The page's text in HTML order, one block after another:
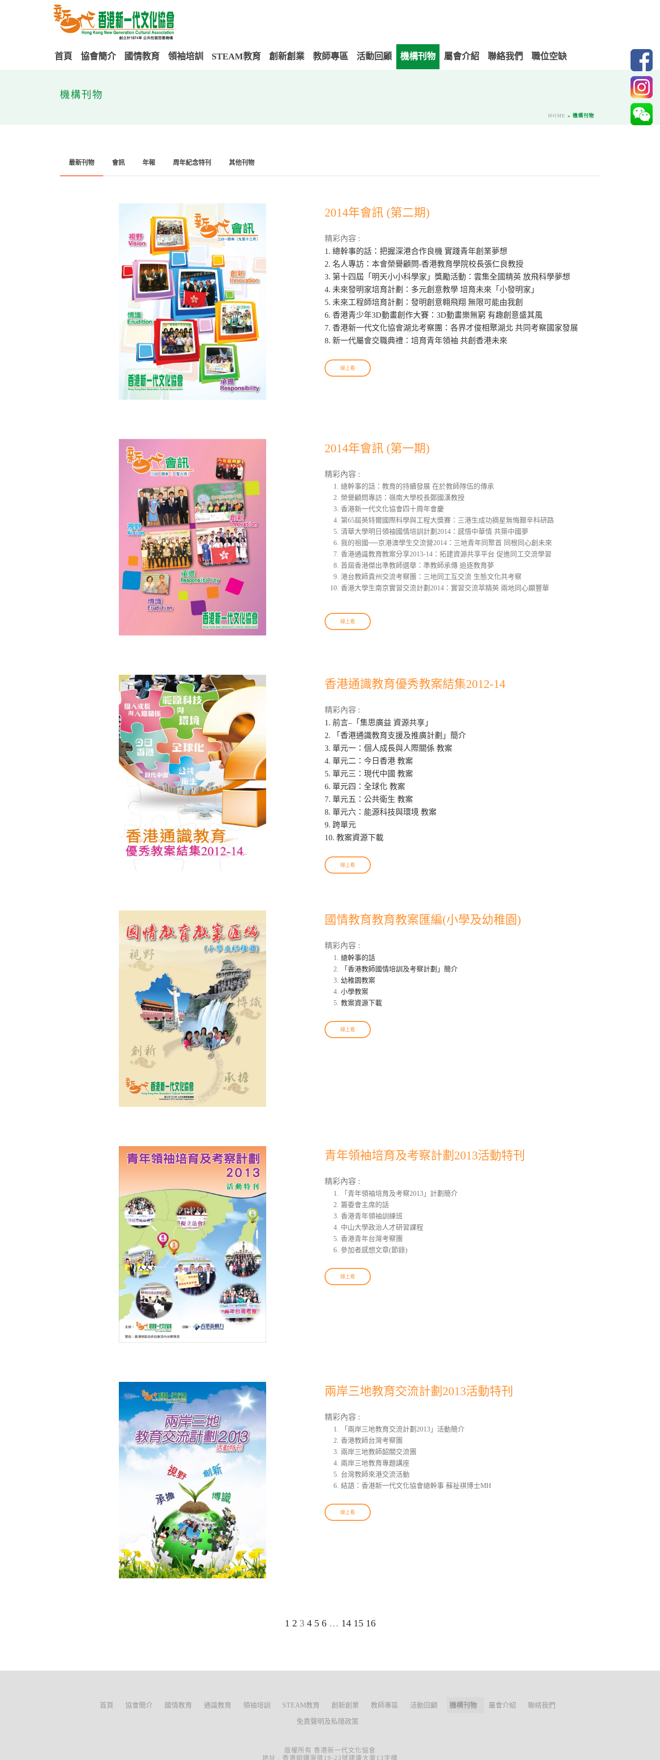
首頁 協會簡介 國情教育 領袖培訓 STEAM教育 創新創業 教師專區 活動回顧 機構刊物 屬會介紹 聯絡我們 職位空缺
機構刊物
HOME » 機構刊物
最新刊物 會訊 年報 周年紀念特刊 其他刊物
2014年會訊 (第二期)
精彩內容 :
1. 總幹事的話：把握深港合作良機 實踐青年創業夢想
2. 名人專訪：本會榮譽顧問-香港教育學院校長張仁良教授
3. 第十四屆「明天小小科學家」獎勵活動：雲集全國精英 放飛科學夢想
4. 未來發明家培育計劃：多元創意教學 培育未來「小發明家」
5. 未來工程師培育計劃：發明創意翱飛翔 無限可能由我創
6. 香港青少年3D動畫創作大賽：3D動畫樂無窮 有趣創意盛其風
7. 香港新一代文化協會湖北考察團：各界才俊相聚湖北 共同考察國家發展
8. 新一代屬會交職典禮：培育青年領袖 共創香港未來
線上看
2014年會訊 (第一期)
精彩內容 :
總幹事的話：教育的持續發展 在於教師隊伍的傳承
榮譽顧問專訪：嶺南大學校長鄭國漢教授
香港新一代文化協會四十周年會慶
第65屆英特爾國際科學與工程大獎賽：三港生成功摘星無悔艱辛科研路
清華大學明日領袖國情培訓計劃2014：感悟中華情 共築中國夢
我的祖國──京港澳學生交流營2014：三地青年同聚首 同根同心創未來
香港通識教育教案分享2013-14：拓建資源共享平台 促進同工交流學習
首屆香港傑出準教師選舉：準教師承傳 追逐教育夢
港台教師貴州交流考察團：三地同工互交流 生態文化共考察
香港大學生南京實習交流計劃2014：實習交流萃精英 兩地同心顯豐華
線上看
香港通識教育優秀教案結集2012-14
精彩內容 :
1. 前言–「集思廣益 資源共享」
2. 「香港通識教育支援及推廣計劃」簡介
3. 單元一：個人成長與人際關係 教案
4. 單元二：今日香港 教案
5. 單元三：現代中國 教案
6. 單元四：全球化 教案
7. 單元五：公共衛生 教案
8. 單元六：能源科技與環境 教案
9. 跨單元
10. 教案資源下載
線上看
國情教育教育教案匯編(小學及幼稚園)
精彩內容 :
總幹事的話
「香港教師國情培訓及考察計劃」簡介
幼稚園教案
小學教案
教案資源下載
線上看
青年領袖培育及考察計劃2013活動特刊
精彩內容 :
「青年領袖培育及考察2013」計劃簡介
籌委會主席的話
香港青年領袖訓練班
中山大學政治人才研習課程
香港青年台灣考察團
參加者感想文章(節錄)
線上看
兩岸三地教育交流計劃2013活動特刊
精彩內容 :
「兩岸三地教育交流計劃2013」活動簡介
香港教師台灣考察團
兩岸三地教師韶關交流團
兩岸三地教育專題講座
台灣教師來港交流活動
結語：香港新一代文化協會總幹事 蘇祉祺博士MH
線上看
1 2 3 4 5 6 … 14 15 16
首頁 協會簡介 國情教育 通識教育 領袖培訓 STEAM教育 創新創業 教師專區 活動回顧 機構刊物 屬會介紹 聯絡我們
免責聲明及私隱政策
版權所有 香港新一代文化協會
地址 : 香港銅鑼灣道19-23號建康大廈13字樓